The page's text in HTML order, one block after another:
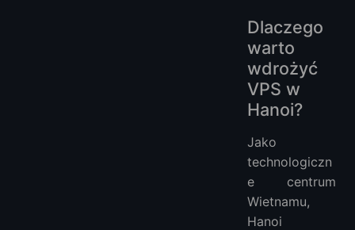
Dlaczego
warto
wdrożyć
VPS w
Hanoi?
Jako
technologiczn
e centrum
Wietnamu,
Hanoi